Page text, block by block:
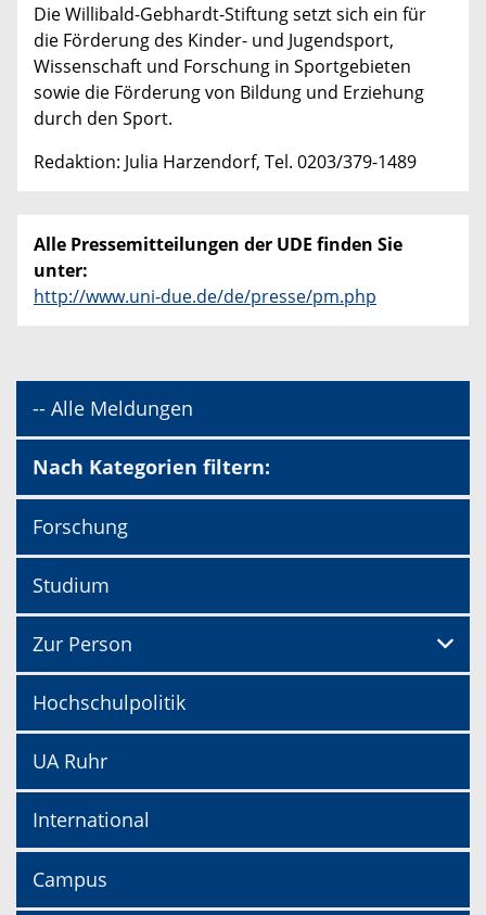
Die Willibald-Gebhardt-Stiftung setzt sich ein für
die Förderung des Kinder- und Jugendsport,
Wissenschaft und Forschung in Sportgebieten
sowie die Förderung von Bildung und Erziehung
durch den Sport.
Redaktion: Julia Harzendorf, Tel. 0203/379-1489
Alle Pressemitteilungen der UDE finden Sie
unter:
http://www.uni-due.de/de/presse/pm.php
-- Alle Meldungen
Nach Kategorien filtern:
Forschung
Studium
Zur Person
Hochschulpolitik
UA Ruhr
International
Campus